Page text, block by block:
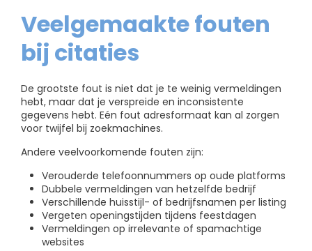
Veelgemaakte fouten
bij citaties
De grootste fout is niet dat je te weinig vermeldingen
hebt, maar dat je verspreide en inconsistente
gegevens hebt. Eén fout adresformaat kan al zorgen
voor twijfel bij zoekmachines.
Andere veelvoorkomende fouten zijn:
Verouderde telefoonnummers op oude platforms
Dubbele vermeldingen van hetzelfde bedrijf
Verschillende huisstijl- of bedrijfsnamen per listing
Vergeten openingstijden tijdens feestdagen
Vermeldingen op irrelevante of spamachtige
websites